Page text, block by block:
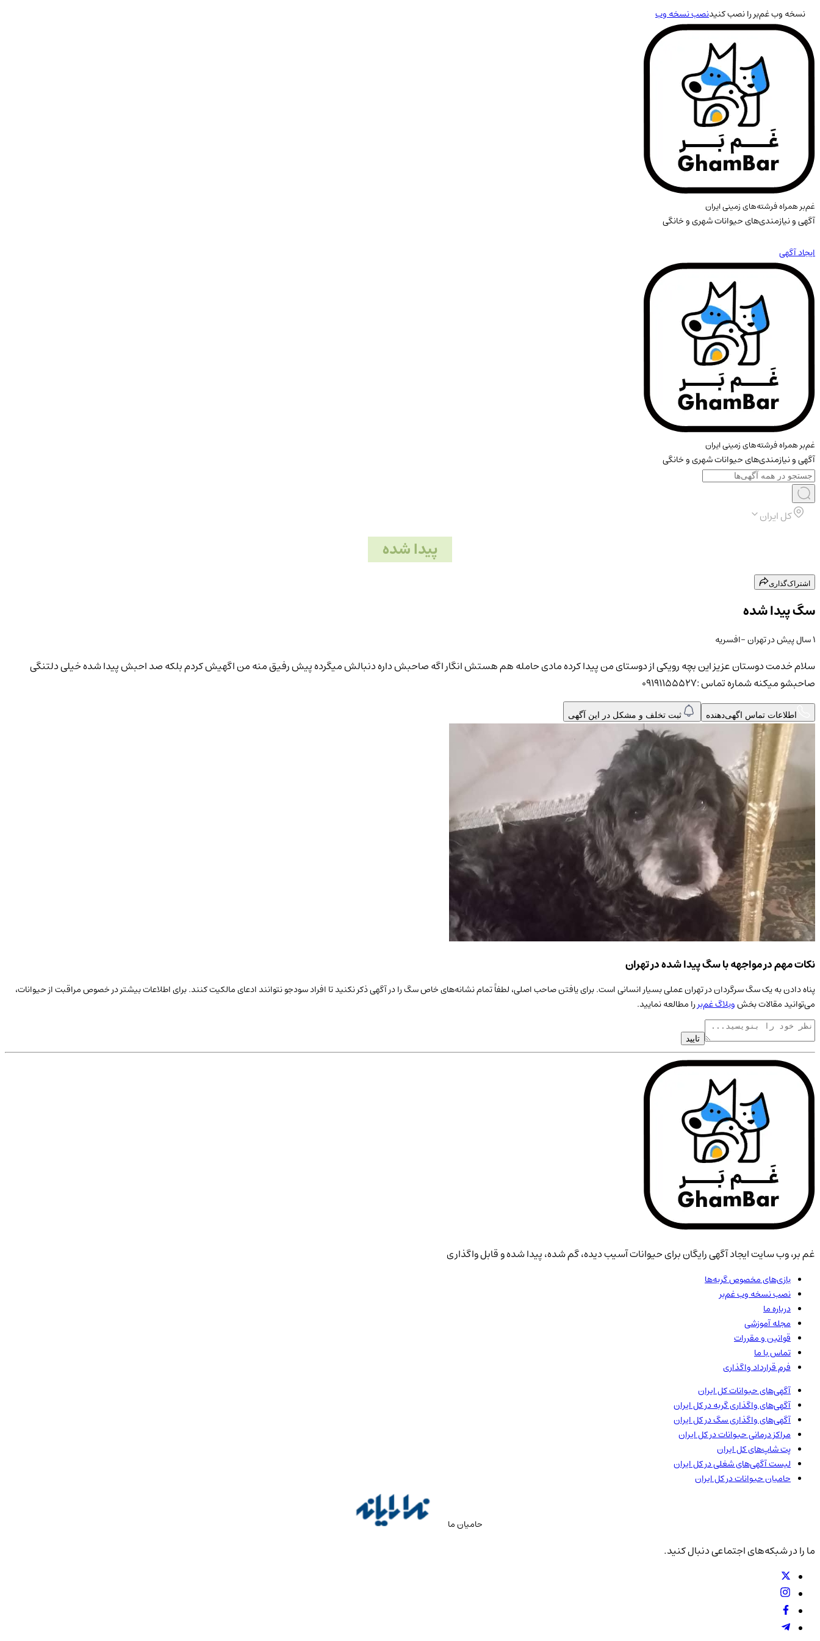
نسخه وب غم‌بر را نصب کنیدنصب نسخه وب
غم‌بر همراه فرشته‌های زمینی ایران
آگهی و نیازمندی‌های حیوانات شهری و خانگی
ایجاد آگهی
غم‌بر همراه فرشته‌های زمینی ایران
آگهی و نیازمندی‌های حیوانات شهری و خانگی
کل ایران
پیدا شده
اشتراک‌گذاری
سگ پیدا شده
۱ سال پیش درتهران-افسریه
سلام خدمت دوستان عزیز این بچه رویکی از دوستای من پیدا کرده مادی حامله هم هستش انگار اگه صاحبش داره دنبالش میگرده پیش رفیق منه من اگهیش کردم بلکه صد احبش پیدا شده خیلی دلتنگی
صاحبشو میکنه شماره تماس :۰۹۱۹۱۱۵۵۵۲۷
اطلاعات تماس اگهی‌دهنده ثبت تخلف و مشکل در این آگهی
نکات مهم در مواجهه با سگ پیدا شده در تهران
پناه دادن به یکسگسرگردان درتهرانعملی بسیار انسانی است. برای یافتن صاحب اصلی، لطفاً تمام نشانه‌های خاصسگرا در آگهی ذکر نکنید تا افراد سودجو نتوانند ادعای مالکیت کنند. برای اطلاعات بیشتر در خصوص مراقبت از حیوانات،
می‌توانید مقالات بخشوبلاگ غم‌بررا مطالعه نمایید.
تایید
غم بر، وب سایت ایجاد آگهی رایگان برای حیوانات آسیب دیده، گم شده، پیدا شده و قابل واگذاری
بازی‌های مخصوص گربه‌ها
نصب نسخه وب غم‌بر
درباره ما
مجله آموزشی
قوانین و مقررات
تماس با ما
فرم قرارداد واگذاری
آگهی‌های حیواناتکل ایران
آگهی‌های واگذاری گربه درکل ایران
آگهی‌های واگذاری سگ درکل ایران
مراکز درمانی حیوانات درکل ایران
پت شاپ‌هایکل ایران
لیست آگهی‌های شغلی درکل ایران
حامیان حیوانات درکل ایران
حامیان ما
ما را در شبکه‌های اجتماعی دنبال کنید.